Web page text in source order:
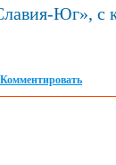
Юг», с
Комментировать